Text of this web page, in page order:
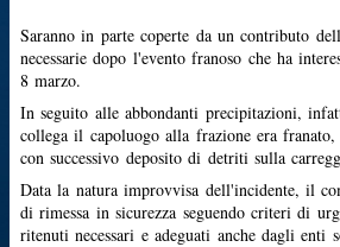
Saranno in parte coperte da un contributo
necessarie dopo l'evento franoso che ha
8 marzo.
In seguito alle abbondanti precipitazioni,
collega il capoluogo alla frazione era
con successivo deposito di detriti sulla
Data la natura improvvisa dell'incidente, il
di rimessa in sicurezza seguendo criteri di
ritenuti necessari e adeguati anche dagli enti